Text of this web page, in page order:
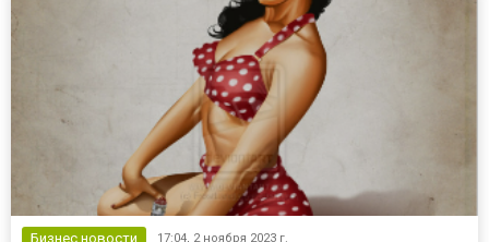
Бизнес новости 17:04, 2 ноября 2023 г.